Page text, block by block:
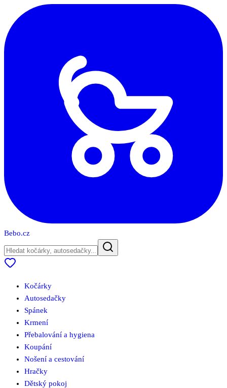
Bebo.cz
Kočárky
Autosedačky
Spánek
Krmení
Přebalování a hygiena
Koupání
Nošení a cestování
Hračky
Dětský pokoj